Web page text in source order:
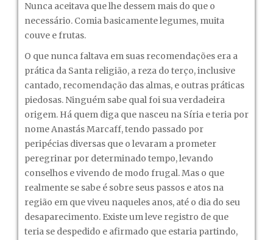
Nunca aceitava que lhe dessem mais do que o
necessário. Comia basicamente legumes, muita
couve e frutas.
O que nunca faltava em suas recomendações era a
prática da Santa religião, a reza do terço, inclusive
cantado, recomendação das almas, e outras práticas
piedosas. Ninguém sabe qual foi sua verdadeira
origem. Há quem diga que nasceu na Síria e teria por
nome Anastás Marcaff, tendo passado por
peripécias diversas que o levaram a prometer
peregrinar por determinado tempo, levando
conselhos e vivendo de modo frugal. Mas o que
realmente se sabe é sobre seus passos e atos na
região em que viveu naqueles anos, até o dia do seu
desaparecimento. Existe um leve registro de que
teria se despedido e afirmado que estaria partindo,